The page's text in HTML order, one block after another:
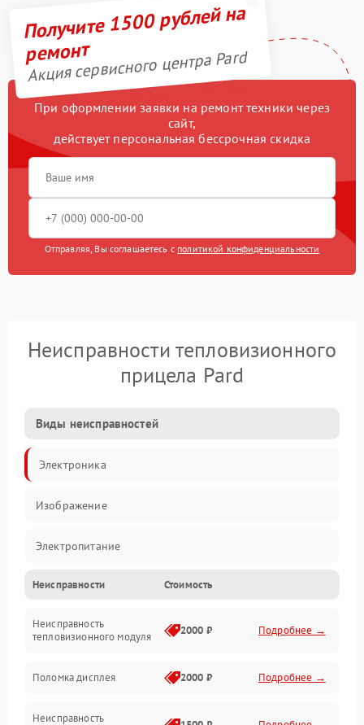
Получите 1500 рублей на
ремонт
Акция сервисного центра Pard
При оформлении заявки на ремонт техники через
сайт,
действует персональная бессрочная скидка
Отправляя, Вы соглашаетесь с политикой конфиденциальности
Неисправности тепловизионного
прицела Pard
Виды неисправностей
Электроника
Изображение
Электропитание
Измерения
Матрица
Неисправности Стоимость
Неисправность
тепловизионного модуля
2000 ₽ Подробнее →
Поломка дисплея 2000 ₽ Подробнее →
Неисправность